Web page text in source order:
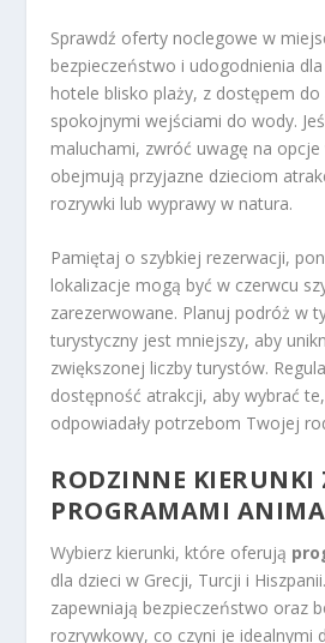
Sprawdź oferty noclegowe w
bezpieczeństwo i udogodnienia
hotele blisko plaży, z dostępem
spokojnymi wejściami do wody.
maluchami, zwróć uwagę na
obejmują przyjazne dzieciom
rozrywki lub wyprawy w natura.
Pamiętaj o szybkiej rezerwacji,
lokalizacje mogą być w czerwcu
zarezerwowane. Planuj podróż w
turystyczny jest mniejszy, aby
zwiększonej liczby turystów.
dostępność atrakcji, aby wybrać
odpowiadały potrzebom Twojej
RODZINNE KIERUNKI
PROGRAMAMI
Wybierz kierunki, które oferują
dla dzieci w Grecji, Turcji i
zapewniają bezpieczeństwo oraz
rozrywkowy, co czyni je idealnymi